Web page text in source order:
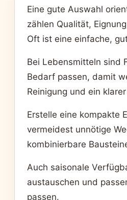
Eine gute Auswahl
zählen Qualität,
Oft ist eine einfache,
Bei Lebensmitteln sind
Bedarf passen, damit
Reinigung und ein
Erstelle eine kompakte
vermeidest unnötige
kombinierbare
Auch saisonale
austauschen und
passen.